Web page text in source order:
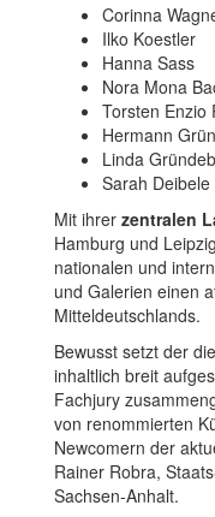
Corinna
Ilko Koestler
Hanna Sass
Nora Mona
Torsten Enzio
Hermann
Linda
Sarah Deibele
Mit ihrer zentralen
Hamburg und
nationalen und
und Galerien einen
Mitteldeutschlands.
Bewusst setzt der
inhaltlich breit
Fachjury
von renommierten
Newcomern der
Rainer Robra,
Sachsen-Anhalt.